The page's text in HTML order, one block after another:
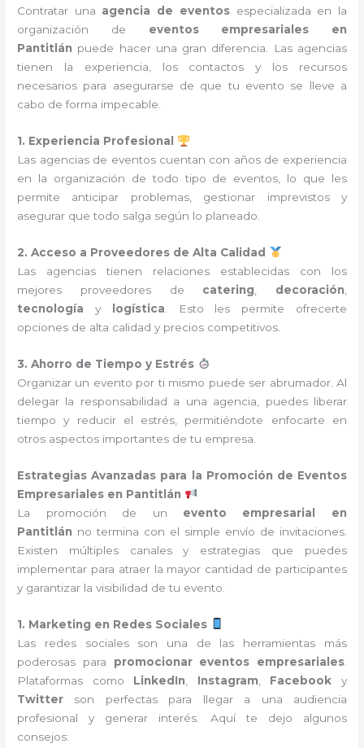
Contratar una agencia de eventosespecializada en la
organización de eventos empresariales en
Pantitlán puede hacer una gran diferencia. Las agencias
tienen la experiencia, los contactos y los recursos
necesarios para asegurarse de que tu evento se lleve a
cabo de forma impecable.
1. Experiencia Profesional
Las agencias de eventos cuentan con años de experiencia
en la organización de todo tipo de eventos, lo que les
permite anticipar problemas, gestionar imprevistos y
asegurar que todo salga según lo planeado.
2. Acceso a Proveedores de Alta Calidad
Las agencias tienen relaciones establecidas con los
mejores proveedores de catering decoración
tecnología y logística . Esto les permite ofrecerte
opciones de alta calidad y precios competitivos.
3. Ahorro de Tiempo y Estrés
Organizar un evento por ti mismo puede ser abrumador. Al
delegar la responsabilidad a una agencia, puedes liberar
tiempo y reducir el estrés, permitiéndote enfocarte en
otros aspectos importantes de tu empresa.
Estrategias Avanzadas para la Promoción de Eventos
Empresariales en Pantitlán
La promoción de un evento empresarial en
Pantitlán no termina con el simple envío de invitaciones.
Existen múltiples canales y estrategias que puedes
implementar para atraer la mayor cantidad de participantes
y garantizar la visibilidad de tu evento.
1. Marketing en Redes Sociales
Las redes sociales son una de las herramientas más
poderosas para promocionar eventos empresariales.
Plataformas como LinkedIn Instagram Facebook y
Twitter son perfectas para llegar a una audiencia
profesional y generar interés. Aquí te dejo algunos
consejos: